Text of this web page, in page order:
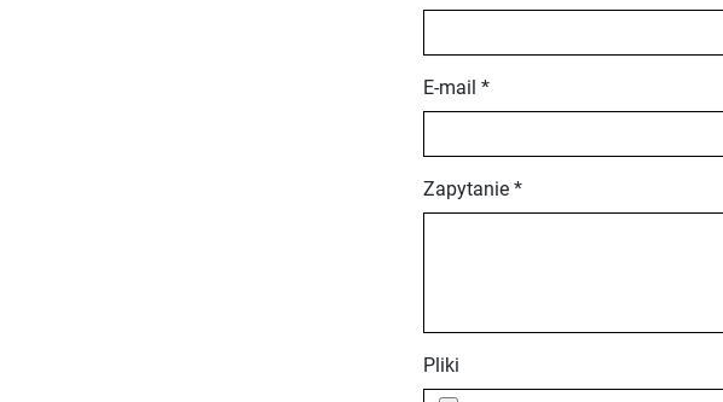
E-mail *
Zapytanie *
Pliki